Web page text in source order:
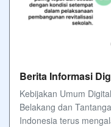
Berita Informasi
Kebijakan Umum
Belakang dan
Indonesia terus